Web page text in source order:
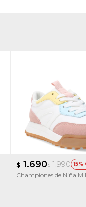
$ 1.690$ 1.990 15
Championes de Niña